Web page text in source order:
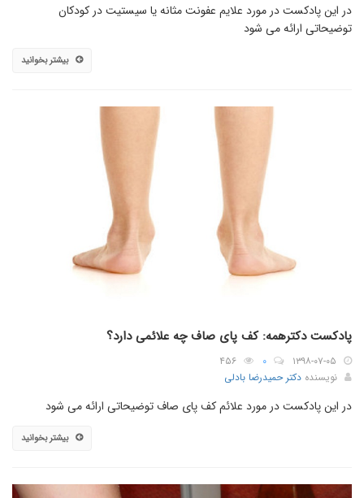
در این پادکست در مورد علایم عفونت مثانه یا سیستیت در کودکان
توضیحاتی ارائه می شود
بیشتر بخوانید
پادکست دکترهمه: کف پای صاف چه علائمی دارد؟
۱۳۹۸-۰۷-۰۵ ۰
۴۵۶
نویسنده دکتر حمیدرضا بادلی
در این پادکست در مورد علائم کف پای صاف توضیحاتی ارائه می شود
بیشتر بخوانید